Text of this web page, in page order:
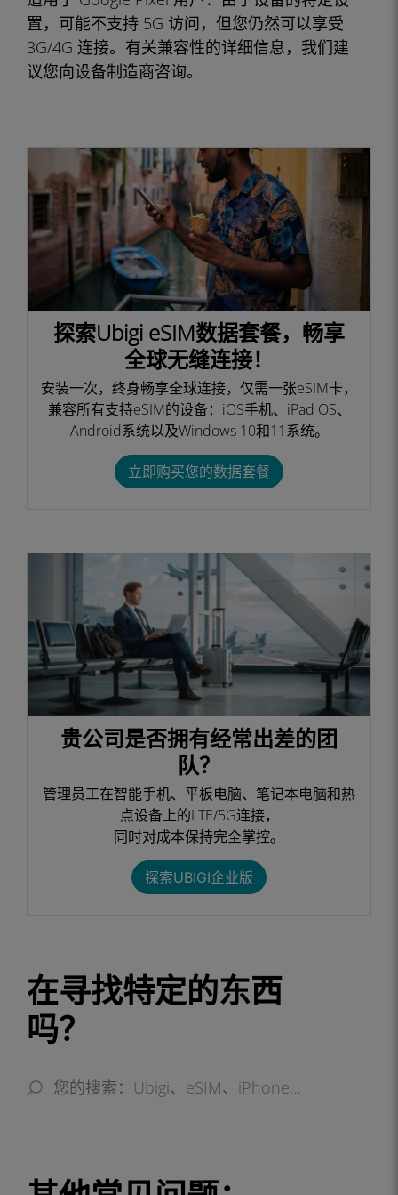
置，可能不支持 5G 访问，但您仍然可以享受
3G/4G 连接。有关兼容性的详细信息，我们建
议您向设备制造商咨询。
探索Ubigi eSIM数据套餐，畅享
全球无缝连接！
安装一次，终身畅享全球连接，仅需一张eSIM卡，
兼容所有支持eSIM的设备：iOS手机、iPad OS、
Android系统以及Windows 10和11系统。
立即购买您的数据套餐
贵公司是否拥有经常出差的团
队？
管理员工在智能手机、平板电脑、笔记本电脑和热
点设备上的LTE/5G连接，
同时对成本保持完全掌控。​
探索UBIGI企业版​
在寻找特定的东西
吗？